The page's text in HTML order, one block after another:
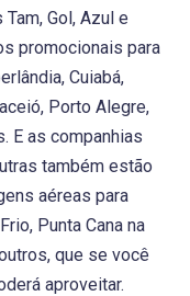
Gol, Azul e
promocionais para
Cuiabá,
Porto Alegre,
E as companhias
também estão
aéreas para
Punta Cana na
que se você
aproveitar.